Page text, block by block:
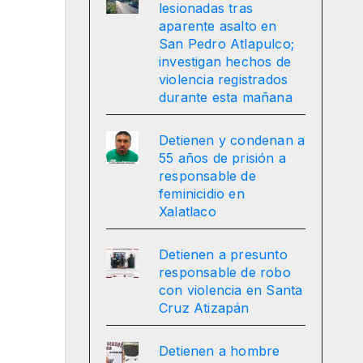
lesionadas tras
aparente asalto en
San Pedro Atlapulco;
investigan hechos de
violencia registrados
durante esta mañana
Detienen y condenan a
55 años de prisión a
responsable de
feminicidio en
Xalatlaco
Detienen a presunto
responsable de robo
con violencia en Santa
Cruz Atizapán
Detienen a hombre